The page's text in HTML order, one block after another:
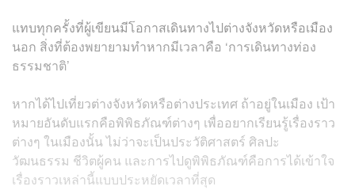
แทบทุกครั้งที่ผู้เขียนมีโอกาสเดินทางไปต่างจังหวัดหรือเมือง
นอก สิ่งที่ต้องพยายามทำหากมีเวลาคือ ‘การเดินทางท่อง
ธรรมชาติ’
หากได้ไปเที่ยวต่างจังหวัดหรือต่างประเทศ ถ้าอยู่ในเมือง เป้า
หมายอันดับแรกคือพิพิธภัณฑ์ต่างๆ เพื่ออยากเรียนรู้เรื่องราว
ต่างๆ ในเมืองนั้น ไม่ว่าจะเป็นประวัติศาสตร์ ศิลปะ
วัฒนธรรม ชีวิตผู้คน และการไปดูพิพิธภัณฑ์คือการได้เข้าใจ
เรื่องราวเหล่านี้แบบประหยัดเวลาที่สุด